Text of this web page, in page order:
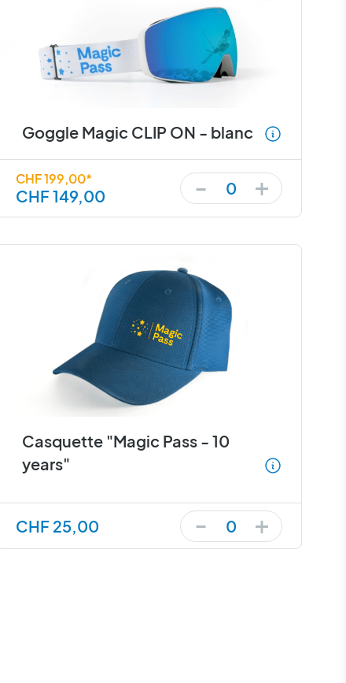
Goggle Magic CLIP ON - blanc
CHF 199,00*
CHF 149,00 - 0 +
Casquette "Magic Pass - 10
years"
CHF 25,00 - 0 +